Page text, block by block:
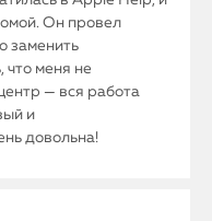
Он провел
заменить
что меня не
— вся работа
и
довольна!